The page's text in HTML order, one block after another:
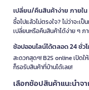
เปลี่ยน/คืนสินค้าง่าย ภายใน
ซื้อไปแล้วไม่ตรงใจ? ไม่ว่าจะ
เปลี่ยนหรือคืนสินค้าได้ง่าย ๆ ภ
ช้อปออนไลน์ได้ตลอด 24 ชั่ว
สะดวกสุดๆ! B2S online เปิด
ก็รอรับสินค้าที่บ้านได้เลย!
เลือกช้อปสินค้าแนะนำจ